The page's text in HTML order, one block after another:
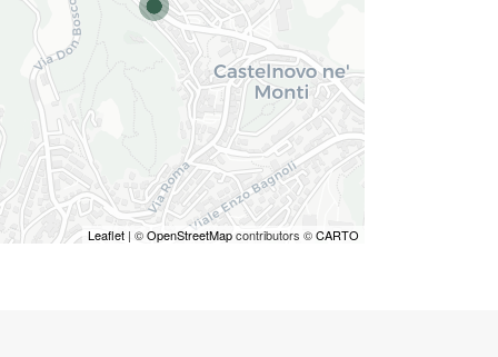
Leaflet | ©OpenStreetMapcontributors ©CARTO